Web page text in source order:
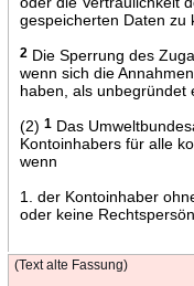
gespeicherten Daten zu
2Die Sperrung des
wenn sich die
haben, als unbegründet
(2) 1Das
Kontoinhabers für alle
wenn
1. der Kontoinhaber
oder keine
(Text alte Fassung)